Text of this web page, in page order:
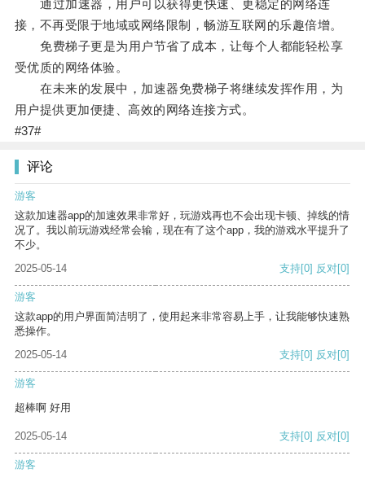
通过加速器，用户可以获得更快速、更稳定的网络连
接，不再受限于地域或网络限制，畅游互联网的乐趣倍增。
免费梯子更是为用户节省了成本，让每个人都能轻松享
受优质的网络体验。
在未来的发展中，加速器免费梯子将继续发挥作用，为
用户提供更加便捷、高效的网络连接方式。
#37#
评论
游客
这款加速器app的加速效果非常好，玩游戏再也不会出现卡顿、掉线的情
况了。我以前玩游戏经常会输，现在有了这个app，我的游戏水平提升了
不少。
2025-05-14
支持[0] 反对[0]
游客
这款app的用户界面简洁明了，使用起来非常容易上手，让我能够快速熟
悉操作。
2025-05-14
支持[0] 反对[0]
游客
超棒啊 好用
2025-05-14 支持[0] 反对[0]
游客